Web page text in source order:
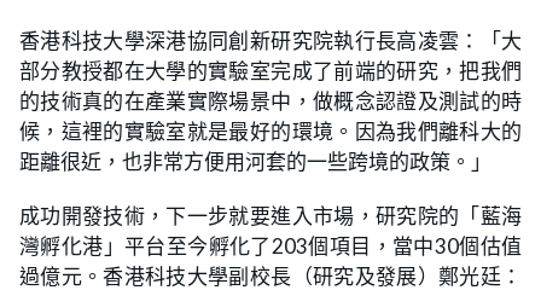
香港科技大學深港協同創新研究院執行長高凌雲：「大
部分教授都在大學的實驗室完成了前端的研究，把我們
的技術真的在產業實際場景中，做概念認證及測試的時
候，這裡的實驗室就是最好的環境。因為我們離科大的
距離很近，也非常方便用河套的一些跨境的政策。」
成功開發技術，下一步就要進入市場，研究院的「藍海
灣孵化港」平台至今孵化了203個項目，當中30個估值
過億元。香港科技大學副校長（研究及發展）鄭光廷：